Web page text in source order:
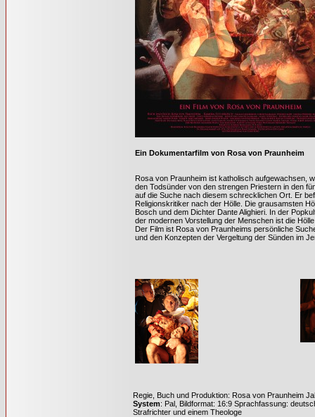
Ein Dokumentarfilm von Rosa von Praunheim
Rosa von Praunheim ist katholisch aufgewachsen,
den Todsünder von den strengen Priestern in den
auf die Suche nach diesem schrecklichen Ort. Er
Religionskritiker nach der Hölle. Die grausamsten
Bosch und dem Dichter Dante Alighieri. In der
der modernen Vorstellung der Menschen ist die
Der Film ist Rosa von Praunheims persönliche
und den Konzepten der Vergeltung der Sünden im
Regie, Buch und Produktion: Rosa von Praunheim
System: Pal, Bildformat: 16:9 Sprachfassung:
Strafrichter und einem Theologe